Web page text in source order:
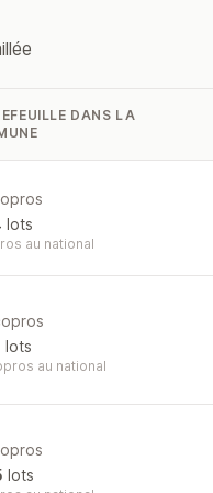
DANS LA
lots
au national
lots
au national
lots